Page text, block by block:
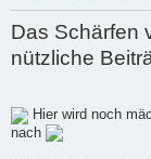
Das Schärfen
nützliche
Hier wird noch
nach